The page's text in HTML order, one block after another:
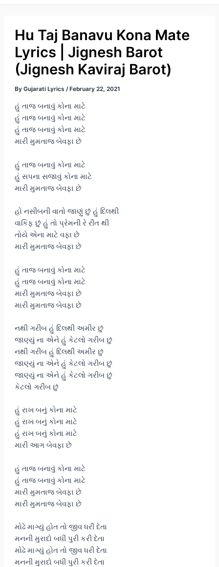
Hu Taj Banavu Kona Mate
Lyrics | Jignesh Barot
(Jignesh Kaviraj Barot)
By Gujarati Lyrics / February 22, 2021
હું તાજ બનાવું કોના માટે
હું તાજ બનાવું કોના માટે
હું તાજ બનાવું કોના માટે
મારી મુમતાજ બેવફા છે
હું તાજ બનાવું કોના માટે
હું સપના સજાવું કોના માટે
મારી મુમતાજ બેવફા છે
હો નસીબની વાતો જાણું છું હું દિલથી
વાકિફ છું હું તો પ્રેમની રે રીત થી
તોયે એના માટે વફા છે
મારી મુમતાજ બેવફા છે
હું તાજ બનાવું કોના માટે
હું તાજ બનાવું કોના માટે
મારી મુમતાજ બેવફા છે
મારી મુમતાજ બેવફા છે
નથી ગરીબ હું દિલથી અમીર છું
જાણ્યું ના એને હું કેટલો ગરીબ છું
નથી ગરીબ હું દિલથી અમીર છું
જાણ્યું ના એને હું કેટલો ગરીબ છું
જાણ્યું ના એને હું કેટલો ગરીબ છું
કેટલો ગરીબ છું
હું રાખ બનું કોના માટે
હું રાખ બનું કોના માટે
હું રાખ બનું કોના માટે
મારી આગ બેવફા છે
હું તાજ બનાવું કોના માટે
હું તાજ બનાવું કોના માટે
મારી મુમતાજ બેવફા છે
મારી મુમતાજ બેવફા છે
મોઢે માગ્યું હોત તો જીવ ધરી દેતા
મનની મુરાદો બધી પુરી કરી દેતા
મોઢે માગ્યું હોત તો જીવ ધરી દેતા
મનની મુરાદો બધી પુરી કરી દેતા